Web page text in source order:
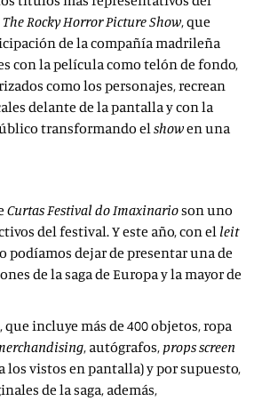
The Rocky Horror Picture Show, que
de la compañía madrileña
con la película como telón de fondo,
como los personajes, recrean
delante de la pantalla y con la
transformando elshowen una
Curtas Festival do Imaxinarioson uno
del festival. Y este año, con el leit
podíamos dejar de presentar una de
de la saga de Europa y la mayor de
que incluye más de 400 objetos, ropa
, autógrafos, props screen
los vistos en pantalla) y por supuesto,
de la saga, además,